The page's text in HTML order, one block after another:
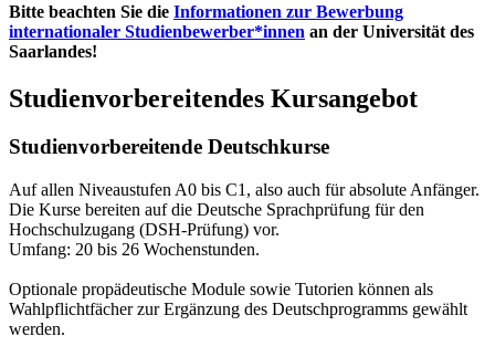
Bitte beachten Sie die Informationen zur Bewerbung
internationaler Studienbewerber*innen an der Universität des
Saarlandes!
Studienvorbereitendes Kursangebot
Studienvorbereitende Deutschkurse
Auf allen Niveaustufen A0 bis C1, also auch für absolute Anfänger.
Die Kurse bereiten auf die Deutsche Sprachprüfung für den
Hochschulzugang (DSH-Prüfung) vor.
Umfang: 20 bis 26 Wochenstunden.
Optionale propädeutische Module sowie Tutorien können als
Wahlpflichtfächer zur Ergänzung des Deutschprogramms gewählt
werden.